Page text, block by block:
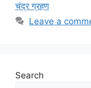
चंद्र ग्रहण
Leave a
Search